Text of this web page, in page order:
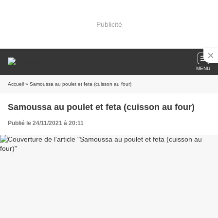
Publicité
MENU
Accueil » Samoussa au poulet et feta (cuisson au four)
Samoussa au poulet et feta (cuisson au four)
Publié le 24/11/2021 à 20:11